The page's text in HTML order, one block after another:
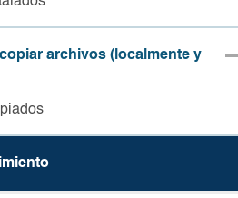
archivos (localmente y